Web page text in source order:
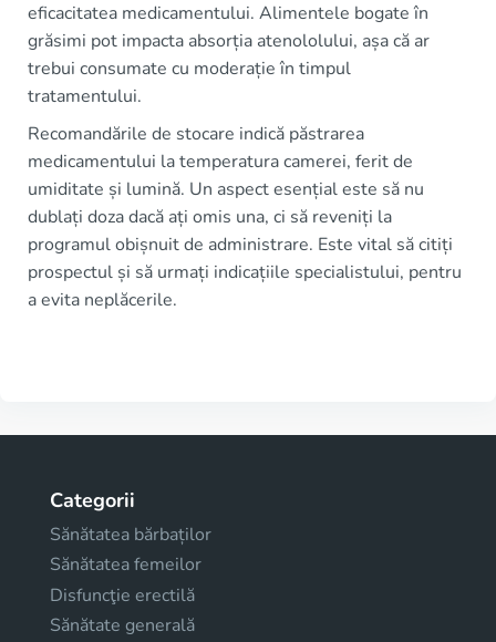
eficacitatea medicamentului. Alimentele bogate în
grăsimi pot impacta absorția atenololului, așa că ar
trebui consumate cu moderație în timpul
tratamentului.
Recomandările de stocare indică păstrarea
medicamentului la temperatura camerei, ferit de
umiditate și lumină. Un aspect esențial este să nu
dublați doza dacă ați omis una, ci să reveniți la
programul obișnuit de administrare. Este vital să citiți
prospectul și să urmați indicațiile specialistului, pentru
a evita neplăcerile.
Categorii
Sănătatea bărbaților
Sănătatea femeilor
Disfuncţie erectilă
Sănătate generală